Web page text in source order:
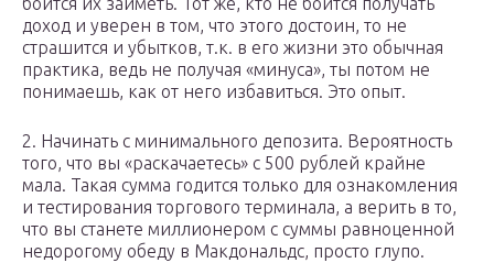
доход и уверен в том, что этого достоин, то не
страшится и убытков, т.к. в его жизни это обычная
практика, ведь не получая «минуса», ты потом не
понимаешь, как от него избавиться. Это опыт.
2. Начинать с минимального депозита. Вероятность
того, что вы «раскачаетесь» с 500 рублей крайне
мала. Такая сумма годится только для ознакомления
и тестирования торгового терминала, а верить в то,
что вы станете миллионером с суммы равноценной
недорогому обеду в Макдональдс, просто глупо.